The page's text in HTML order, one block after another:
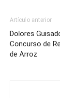
Artículo anterior
Dolores
Concurso de
de Arroz